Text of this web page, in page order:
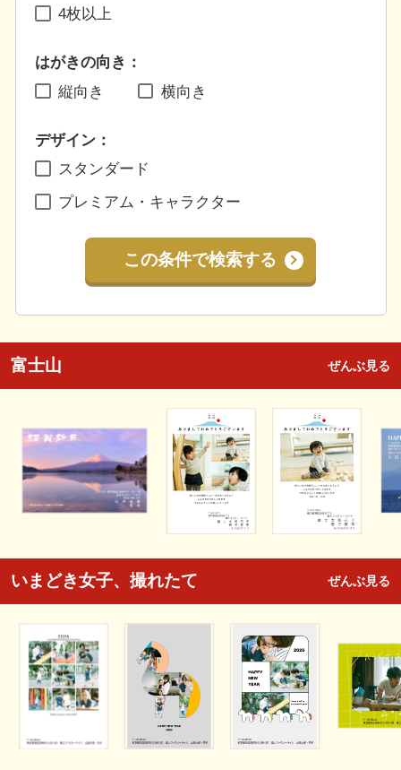
4枚以上
はがきの向き：
縦向き
横向き
デザイン：
スタンダード
プレミアム・キャラクター
この条件で検索する
富士山 ぜんぶ見る
いまどき女子、撮れたて ぜんぶ見る